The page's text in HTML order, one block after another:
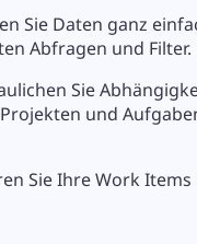
Sie Daten ganz
Abfragen und Filter.
Sie
und
Sie Ihre Work